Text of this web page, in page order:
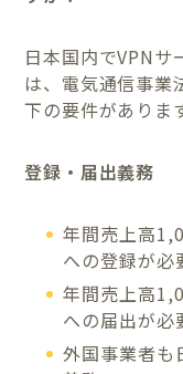
日本国内でVPNサ
は、電気通信事業
下の要件がありま
登録・届出義務
年間売上高
への登録が必
年間売上高
への届出が必
外国事業者も